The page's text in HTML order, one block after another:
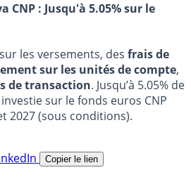
CNP : Jusqu'à 5.05% sur le
les versements, des frais de
sur les unités de compte,
de transaction. Jusqu’à 5.05% de
sur le fonds euros CNP
2027 (sous conditions).
Copier le lien